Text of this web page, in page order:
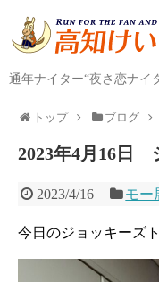
通年ナイター“夜さ恋ナイ
トップ ブログ
2023年4月16日
2023/4/16 モー
今日のジョッキーズ